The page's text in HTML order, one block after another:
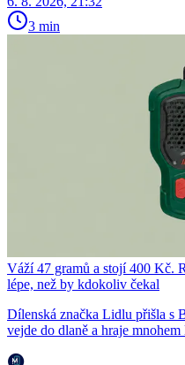
3 min
Váží 47 gramů a stojí 400 Kč.
lépe, než by kdokoliv čekal
Dílenská značka Lidlu přišla s
vejde do dlaně a hraje